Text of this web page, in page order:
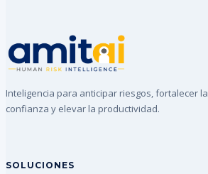
Inteligencia para anticipar riesgos, fortalecer la
confianza y elevar la productividad.
SOLUCIONES